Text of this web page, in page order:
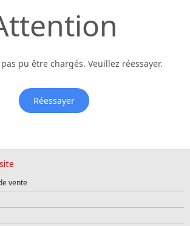
pas pu être chargés. Veuillez réessayer.
Réessayer
vente